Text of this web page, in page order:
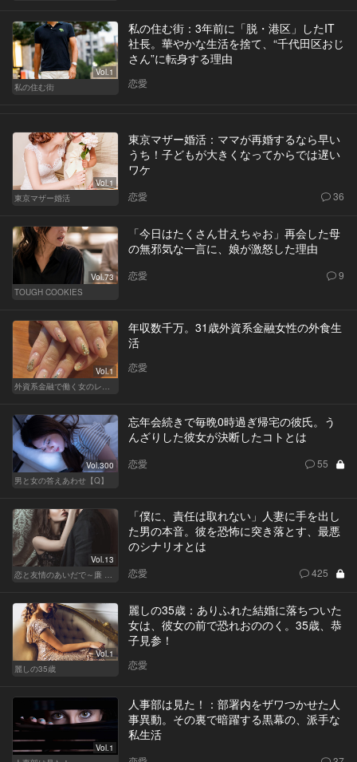
Vol.1
私の住む街
私の住む街：3年前に「脱・港区」したIT
社長。華やかな生活を捨て、“千代田区おじ
さん”に転身する理由
恋愛
Vol.1
東京マザー婚活
東京マザー婚活：ママが再婚するなら早い
うち！子どもが大きくなってからでは遅い
ワケ
恋愛 36
Vol.73
TOUGH COOKIES
「今日はたくさん甘えちゃお」再会した母
の無邪気な一言に、娘が激怒した理由
恋愛 9
Vol.1
外資系金融で働く女のレストラン事情
年収数千万。31歳外資系金融女性の外食生
活
恋愛
Vol.300
男と女の答えあわせ【Q】
忘年会続きで毎晩0時過ぎ帰宅の彼氏。う
んざりした彼女が決断したコトとは
恋愛 55
Vol.13
恋と友情のあいだで～廉 Ver.～
「僕に、責任は取れない」人妻に手を出し
た男の本音。彼を恐怖に突き落とす、最悪
のシナリオとは
恋愛 425
Vol.1
麗しの35歳
麗しの35歳：ありふれた結婚に落ちついた
女は、彼女の前で恐れおののく。35歳、恭
子見参！
恋愛
Vol.1
人事部は見た！：部署内をザワつかせた人
事異動。その裏で暗躍する黒幕の、派手な
私生活